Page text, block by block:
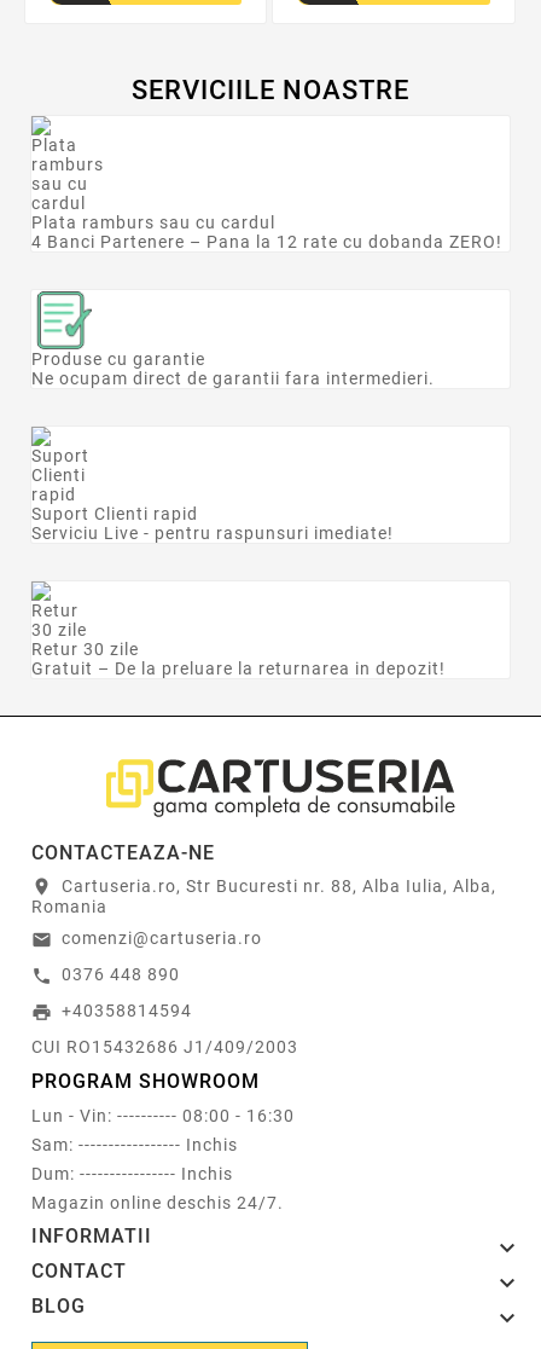
SERVICIILE NOASTRE
Plata ramburs sau cu cardul
4 Banci Partenere – Pana la 12 rate cu dobanda ZERO!
Produse cu garantie
Ne ocupam direct de garantii fara intermedieri.
Suport Clienti rapid
Serviciu Live - pentru raspunsuri imediate!
Retur 30 zile
Gratuit – De la preluare la returnarea in depozit!
CONTACTEAZA-NE
location_on
Cartuseria.ro, Str Bucuresti nr. 88, Alba Iulia, Alba,
Romania
email comenzi@cartuseria.ro
call 0376 448 890
print +40358814594
CUI RO15432686 J1/409/2003
PROGRAM SHOWROOM
Lun - Vin: ---------- 08:00 - 16:30
Sam: ----------------- Inchis
Dum: ---------------- Inchis
Magazin online deschis 24/7.
INFORMATII 
CONTACT 
BLOG 